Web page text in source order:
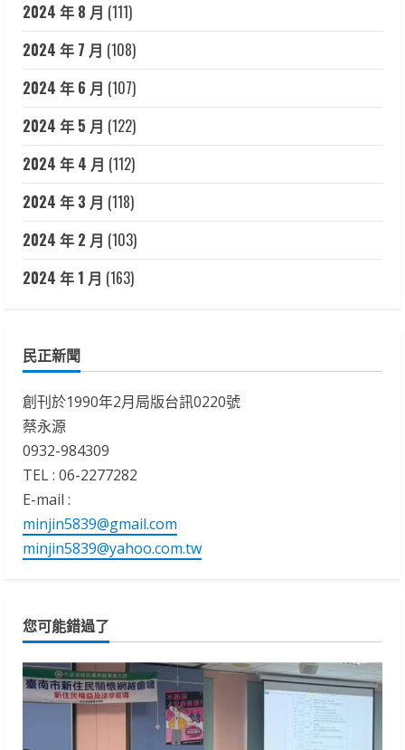
2024 年 8 月 (111)
2024 年 7 月 (108)
2024 年 6 月 (107)
2024 年 5 月 (122)
2024 年 4 月 (112)
2024 年 3 月 (118)
2024 年 2 月 (103)
2024 年 1 月 (163)
民正新聞
創刊於1990年2月局版台訊0220號
蔡永源
0932-984309
TEL : 06-2277282
E-mail :
minjin5839@gmail.com
minjin5839@yahoo.com.tw
您可能錯過了